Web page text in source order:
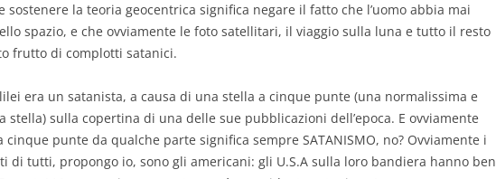
sostenere la teoria geocentrica significa negare il fatto che l’uomo abbia mai
spazio, e che ovviamente le foto satellitari, il viaggio sulla luna e tutto il resto
frutto di complotti satanici.
era un satanista, a causa di una stella a cinque punte (una normalissima e
stella) sulla copertina di una delle sue pubblicazioni dell’epoca. E ovviamente
cinque punte da qualche parte significa sempre SATANISMO, no? Ovviamente i
di tutti, propongo io, sono gli americani: gli U.S.A sulla loro bandiera hanno ben